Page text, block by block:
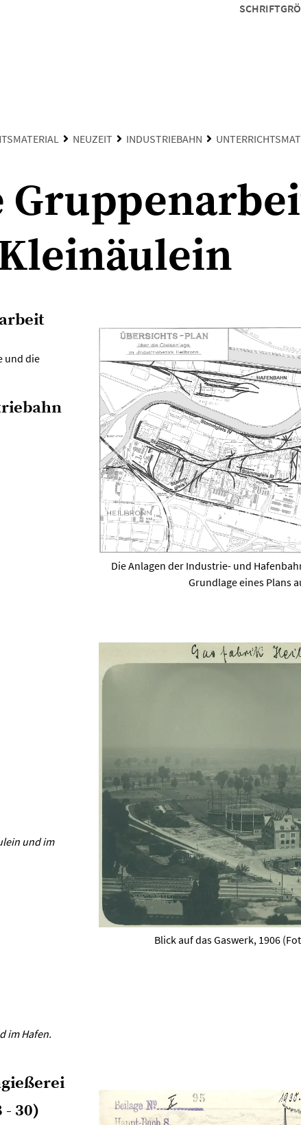
NEUZEIT INDUSTRIEBAHN
und die
und im
im Hafen.
Die Anlagen der Industrie- und
Grundlage eines Plans
Blick auf das Gaswerk, 1906
30)